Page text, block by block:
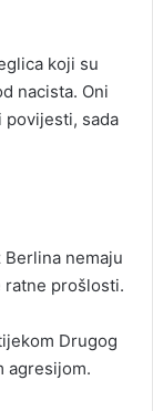
koji su
nacista. Oni
povijesti, sada
nemaju
prošlosti.
Drugog
agresijom.